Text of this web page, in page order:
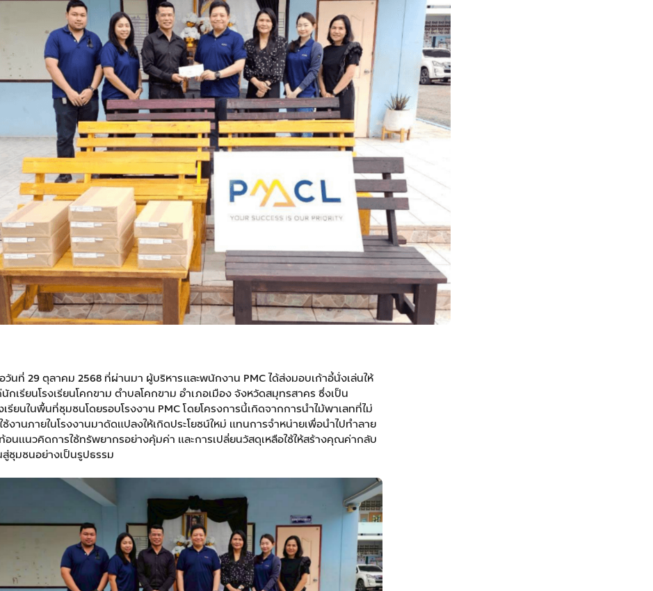
วันที่ 29 ตุลาคม 2568 ที่ผ่านมา ผู้บริหารและพนักงาน PMC ได้ส่งมอบเก้าอี้นั่งเล่นให้
กเรียนโรงเรียนโคกขาม ตำบลโคกขาม อำเภอเมือง จังหวัดสมุทรสาคร ซึ่งเป็น
เรียนในพื้นที่ชุมชนโดยรอบโรงงาน PMC โดยโครงการนี้เกิดจากการนำไม้พาเลทที่ไม่
ช้งานภายในโรงงานมาดัดแปลงให้เกิดประโยชน์ใหม่ แทนการจำหน่ายเพื่อนำไปทำลาย
อนแนวคิดการใช้ทรัพยากรอย่างคุ้มค่า และการเปลี่ยนวัสดุเหลือใช้ให้สร้างคุณค่ากลับ
สู่ชุมชนอย่างเป็นรูปธรรม